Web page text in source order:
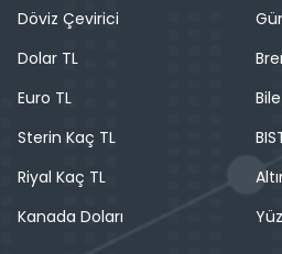
Döviz Çevirici
Dolar TL
Euro TL
Sterin Kaç TL
Riyal Kaç TL
Kanada Doları